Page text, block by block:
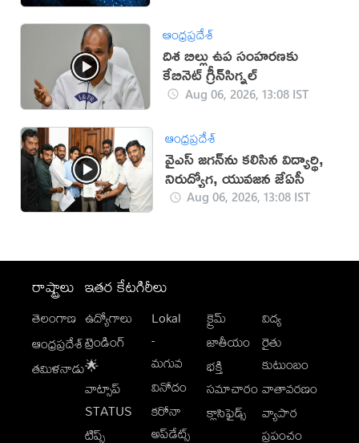
ఆంధ్రప్రదేశ్
దిశ బిల్లు ఉప సంహ‌ర‌ణ‌కు
కేబినెట్ గ్రీన్‌సిగ్న‌ల్‌
Aug 06, 2026, 13:08 IST
ఆంధ్రప్రదేశ్
వైఎస్‌ జగన్‌ను కలిసిన విద్యార్థి,
నిరుద్యోగ, యువజన జేఏసీ
Aug 06, 2026, 13:08 IST
రాష్ట్రాలు
తెలంగాణ
ఆంధ్రప్రదేశ్
తమిళనాడు
ఇతర కేటగిరీలు
ఉద్యోగాలు
ట్రెండింగ్
🌟
వాట్సాప్
STATUS
టిప్స్
Lokal
-
మగువ
వినోదం
కరోనా
అప్‌డేట్స్
క్రైమ్
జాతీయం
భక్తి
సమాచారం
క్లాసిఫైడ్స్
విద్య
రైతు
కుటుంబం
వాతావరణం
వ్యాపార
ప్రపంచం